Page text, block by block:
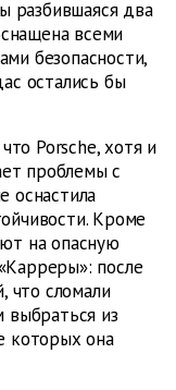
разбившаяся два
всеми
безопасности,
остались бы
Porsche, хотя и
проблемы с
оснастила
Кроме
на опасную
после
что сломали
выбраться из
которых она